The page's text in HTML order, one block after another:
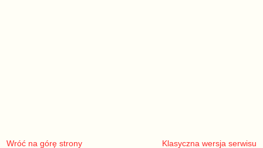
Wróć na górę strony Klasyczna wersja serwisu